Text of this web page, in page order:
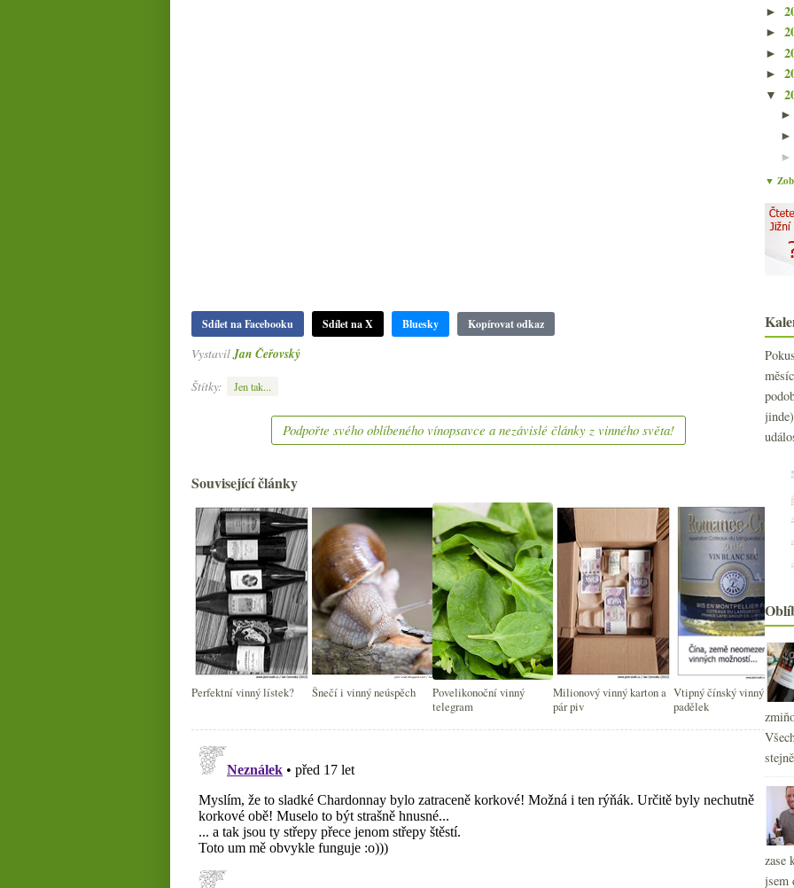
Sdílet na Facebooku Sdílet na X Bluesky Kopírovat odkaz
VystavilJan Čeřovský
Štítky:
Jen tak...
Podpořte svého oblíbeného vínopsavce a nezávislé články z vinného světa!
Související články
Perfektní vinný lístek? Šnečí i vinný neúspěch
Povelikonoční vinný
telegram
Milionový vinný karton a
pár piv
Vtipný čínský vinný
padělek
►
►
►
►
▼
▼
zase
jsem